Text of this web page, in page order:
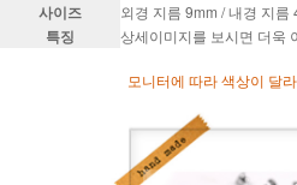
사이즈 외경 지름 9mm / 내경 지름
특징 상세이미지를 보시면 더욱
모니터에 따라 색상이 달